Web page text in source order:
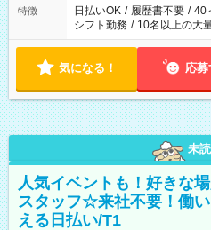
特徴 日払いOK / 履歴書不要 / 40
シフト勤務 / 10名以上の大
気になる！ 応募
未読
人気イベントも！好きな
スタッフ☆来社不要！働
える日払い/T1